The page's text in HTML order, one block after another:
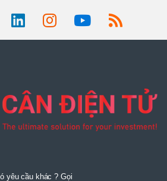
yêu cầu khác ? Gọi